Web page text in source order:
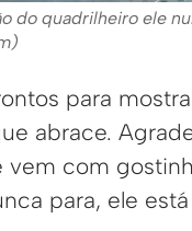
do quadrilheiro ele
para
abrace.
vem com
para, ele